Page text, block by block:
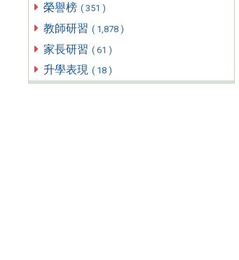
榮譽榜 ( 351 )
教師研習 ( 1,878 )
家長研習 ( 61 )
升學表現 ( 18 )